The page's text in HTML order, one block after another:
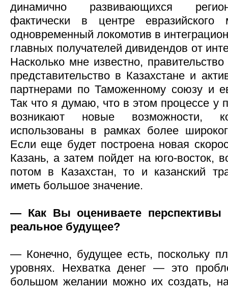
динамично развивающихся
фактически в центре евразийского
одновременный локомотив в
главных получателей дивидендов от
Насколько мне известно,
представительство в Казахстане и
партнерами по Таможенному союзу и
Так что я думаю, что в этом процессе у
возникают новые возможности,
использованы в рамках более
Если еще будет построена новая
Казань, а затем пойдет на юго-восток,
потом в Казахстан, то и казанский
иметь большое значение.
— Как Вы оцениваете
реальное будущее?
— Конечно, будущее есть, поскольку
уровнях. Нехватка денег — это
большом желании можно их создать,